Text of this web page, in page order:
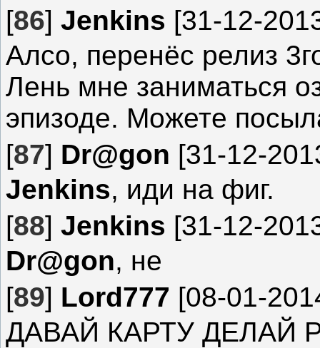
[86] Jenkins [31-12-
Алсо, перенёс релиз
Лень мне заниматься
эпизоде. Можете
[87] Dr@gon [31-12-
Jenkins, иди на фиг.
[88] Jenkins [31-12-
Dr@gon, не
[89] Lord777 [08-01-
ДАВАЙ КАРТУ ДЕЛАЙ